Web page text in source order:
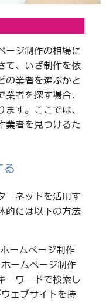
ージ制作の相場に
て、いざ制作を依
の業者を選ぶかと
業者を探す場合、
す。ここでは、
業者を見つけるた
る
ーネットを活用す
的には以下の方法
ームページ制作
ームページ制作
ーワードで検索し
ェブサイトを持